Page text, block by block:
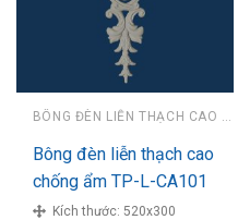
Bông đèn liễn thạch cao
chống ẩm TP-L-CA101
Kích thước: 520x300